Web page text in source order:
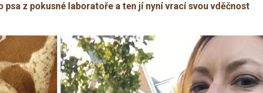
psa z pokusné laboratoře a ten jí nyní vrací svou vděčnost